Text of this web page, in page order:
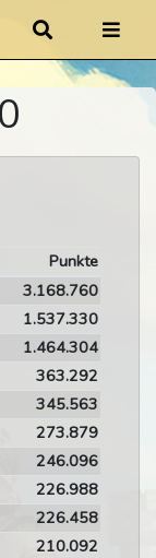
Punkte
3.168.760
1.537.330
1.464.304
363.292
345.563
273.879
246.096
226.988
226.458
210.092